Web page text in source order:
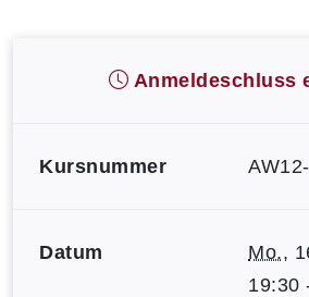
Anmeldeschluss
Kursnummer
Datum Mo.,
19:30